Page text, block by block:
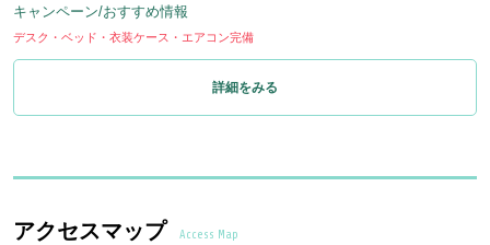
キャンペーン/おすすめ情報
デスク・ベッド・衣装ケース・エアコン完備
詳細をみる
アクセスマップ Access Map